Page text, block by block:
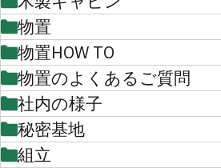
物置
物置HOW TO
物置のよくあるご質問
社内の様子
秘密基地
組立